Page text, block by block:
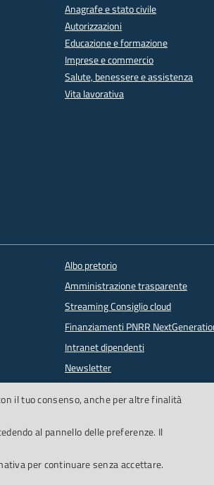
Anagrafe e stato civile
Autorizzazioni
Educazione e formazione
Imprese e commercio
Salute, benessere e assistenza
Vita lavorativa
Albo pretorio
Amministrazione trasparente
Streaming Consiglio cloud
Finanziamenti PNRR
Intranet dipendenti
Newsletter
Obiettivi accessibilità
il tuo consenso, anche per altre finalità
al pannello delle preferenze. Il
per continuare senza accettare.